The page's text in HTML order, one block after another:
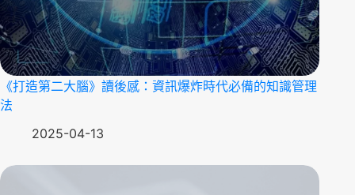
《打造第二大腦》讀後感：資訊爆炸時代必備的知識管理
法
2025-04-13